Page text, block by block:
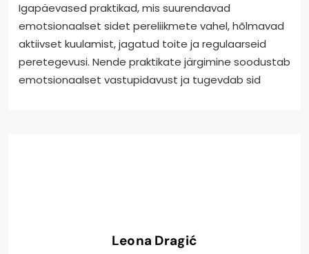
Igapäevased praktikad, mis suurendavad
emotsionaalset sidet pereliikmete vahel, hõlmavad
aktiivset kuulamist, jagatud toite ja regulaarseid
peretegevusi. Nende praktikate järgimine soodustab
emotsionaalset vastupidavust ja tugevdab sid
Leona Dragić